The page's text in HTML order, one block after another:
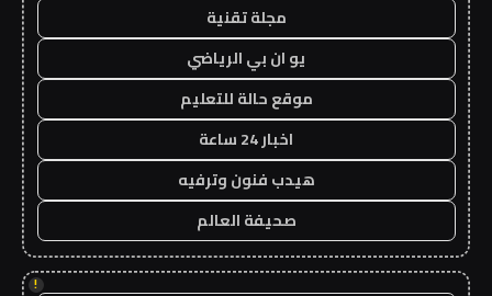
مجلة تقنية
يو ان بي الرياضي
موقع حالة للتعليم
اخبار 24 ساعة
هيدب فنون وترفيه
صحيفة العالم
!